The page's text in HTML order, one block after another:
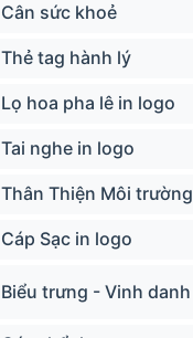
Cân sức khoẻ
Thẻ tag hành lý
Lọ hoa pha lê in logo
Tai nghe in logo
Thân Thiện Môi trường
Cáp Sạc in logo